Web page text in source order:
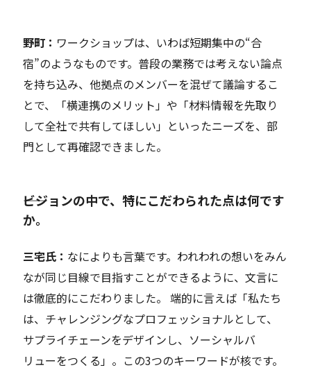
野町： ワークショップは、いわば短期集中の“合
宿”のようなものです。普段の業務では考えない論点
を持ち込み、他拠点のメンバーを混ぜて議論するこ
とで、「横連携のメリット」や「材料情報を先取り
して全社で共有してほしい」といったニーズを、部
門として再確認できました。
――ビジョンの中で、特にこだわられた点は何です
か。
三宅氏： なによりも言葉です。 われわれの想いをみん
なが同じ目線で目指すことができるように、文言に
は徹底的にこだわりました。
端的に言えば「私たち
は、 チャレンジングなプロフェッショナルとして、
サプライチェーンをデザインし、ソーシャルバ
リューをつくる」。この3つのキーワードが核です。